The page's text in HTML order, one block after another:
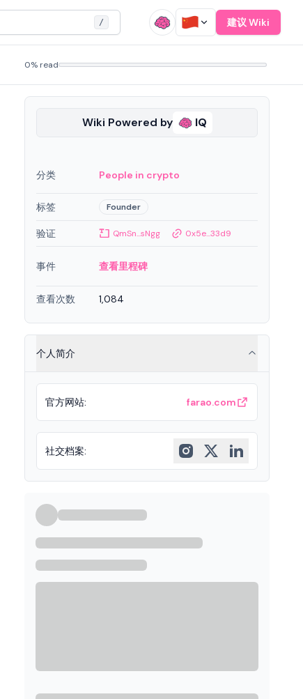
/ 建议 Wiki
0% read
Wiki Powered by IQ
分类 People in crypto
标签 Founder
验证 QmSn...sNgg 0x5e...33d9
事件 查看里程碑
查看次数 1,084
个人简介
官方网站: farao.com
社交档案: